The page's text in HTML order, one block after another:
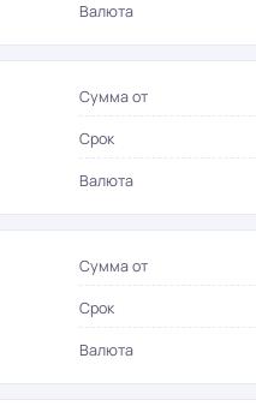
Валюта
Сумма от
Срок
Валюта
Сумма от
Срок
Валюта